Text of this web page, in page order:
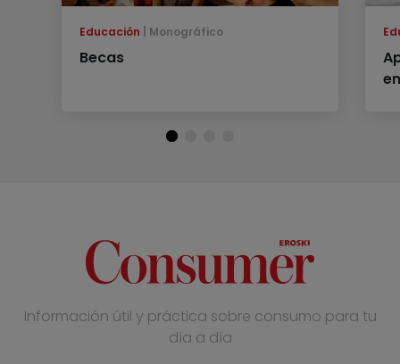
Educación Monográfico
Becas
Información útil y práctica sobre consumo para tu
día a día